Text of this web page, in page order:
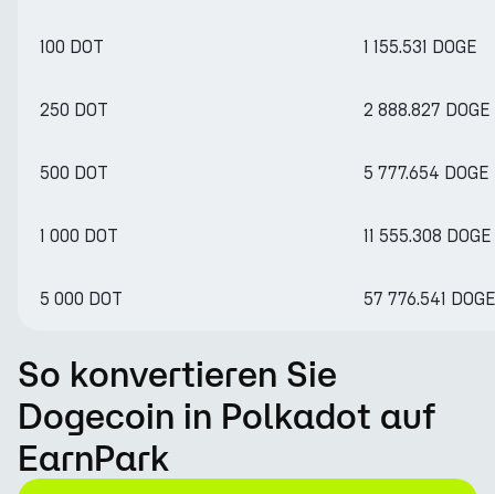
100 DOT 1 155.531 DOGE
250 DOT 2 888.827 DOGE
500 DOT 5 777.654 DOGE
1 000 DOT 11 555.308 DOGE
5 000 DOT 57 776.541 DOGE
So konvertieren Sie
Dogecoin in Polkadot auf
EarnPark